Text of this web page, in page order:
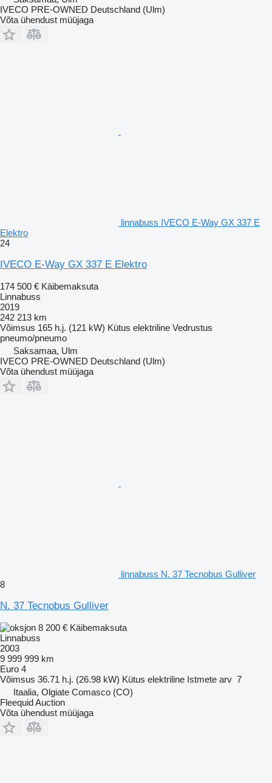
IVECO PRE-OWNED Deutschland (Ulm)
Võta ühendust müüjaga
linnabuss IVECO E-Way GX 337 E
Elektro
24
IVECO E-Way GX 337 E Elektro
174 500 € Käibemaksuta
Linnabuss
2019
242 213 km
Võimsus 165 h.j. (121 kW) Kütus elektriline Vedrustus
pneumo/pneumo
Saksamaa, Ulm
IVECO PRE-OWNED Deutschland (Ulm)
Võta ühendust müüjaga
linnabuss N. 37 Tecnobus Gulliver
8
N. 37 Tecnobus Gulliver
8 200 € Käibemaksuta
Linnabuss
2003
9 999 999 km
Euro 4
Võimsus 36.71 h.j. (26.98 kW) Kütus elektriline Istmete arv 7
Itaalia, Olgiate Comasco (CO)
Fleequid Auction
Võta ühendust müüjaga